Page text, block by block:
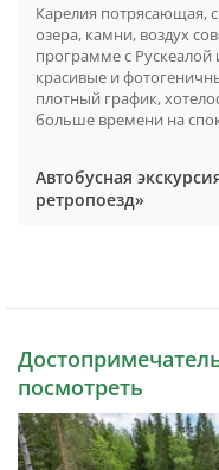
Карелия потрясающая,
озера, камни, воздух
программе с Рускеалой
красивые и
плотный график,
больше времени на
Автобусная
ретропоезд»
посмотреть